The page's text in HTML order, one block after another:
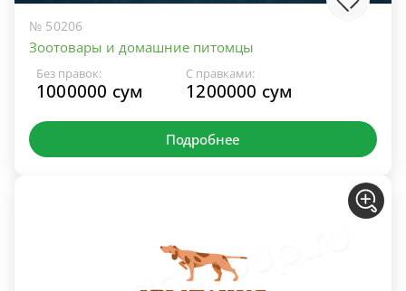
№ 50206
Зоотовары и домашние питомцы
Без правок:
1000000 сум
С правками:
1200000 сум
Подробнее